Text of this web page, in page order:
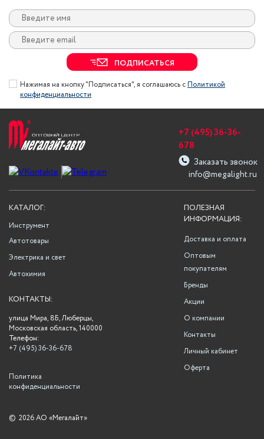
ПОДПИСАТЬСЯ
Нажимая на кнопку "Подписаться", я соглашаюсь сПолитикой
конфиденциальности
info@megalight.ru
+7 (495) 36-36-
678
Заказать звонок
ПОЛЕЗНАЯ
ИНФОРМАЦИЯ:
Доставка и оплата
Оптовым
покупателям
Бренды
Акции
О компании
Контакты
Личный кабинет
Оферта
КАТАЛОГ:
Инструмент
Автотовары
Электрика и свет
Автохимия
КОНТАКТЫ:
улица Мира, 8Б, Люберцы,
Московская область, 140000
Телефон:
+7 (495) 36-36-678
Политика
конфиденциальности
© 2026 АО «Мегалайт»